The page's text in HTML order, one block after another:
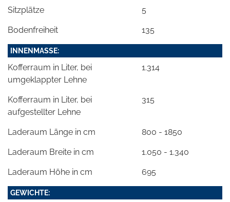
Sitzplätze 5
Bodenfreiheit 135
INNENMASSE:
Kofferraum in Liter, bei
umgeklappter Lehne
1.314
Kofferraum in Liter, bei
aufgestellter Lehne
315
Laderaum Länge in cm 800 - 1850
Laderaum Breite in cm 1.050 - 1.340
Laderaum Höhe in cm 695
GEWICHTE: